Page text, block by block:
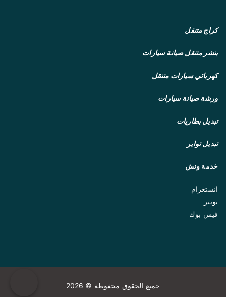
كراج متنقل
بنشر متنقلصيانة سيارات
كهربائي سيارات متنقل
ورشة صيانة سيارات
تبديل بطاريات
تبديل تواير
خدمة ونش
انستغرام
تويتر
فيس بوك
جميع الحقوق محفوظة © 2026